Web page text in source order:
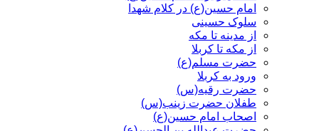
امام حسین(ع) در کلام شهدا
سلوک حسینی
از مدینه تا مکه
از مکه تا کربلا
حضرت مسلم(ع)
ورود به کربلا
حضرت رقیه(س)
طفلان حضرت زینب(س)
اصحاب امام حسین(ع)